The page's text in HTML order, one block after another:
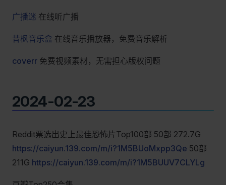
广播迷 在线听广播
昔枫音乐盒 在线音乐播放器，免费音乐解析
coverr 免费视频素材，无需担心版权问题
2024-02-23
Reddit票选出史上最佳恐怖片Top100部 50部 272.7G
https://caiyun.139.com/m/i?1M5BUoMxpp3Qe 50部
211G https://caiyun.139.com/m/i?1M5BUUV7CLYLg